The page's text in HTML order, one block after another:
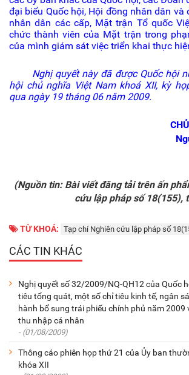
đại biểu Quốc hội, Hội đồng nhân dân và
nhân dân các cấp, Mặt trận Tổ quốc
chức thành viên của Mặt trận trong
của mình giám sát việc triển khai thực
Nghị quyết này đã được Quốc hội
hội chủ nghĩa Việt Nam khoá XII, kỳ
qua ngày 19 tháng 06 năm 2009.
(Nguồn tin: Bài viết đăng tải trên ấn
cứu lập pháp số 18(155),
TỪ KHOÁ: Tạp chí Nghiên cứu lập pháp số
CÁC TIN KHÁC
Nghị quyết số 32/2009/NQ-QH12 của Quốc
tiêu tổng quát, một số chỉ tiêu kinh tế, ngân
hành bổ sung trái phiếu chính phủ năm 2009
thu nhập cá nhân
- (01/08/2009)
Thông cáo phiên họp thứ 21 của Ủy ban
khóa XII